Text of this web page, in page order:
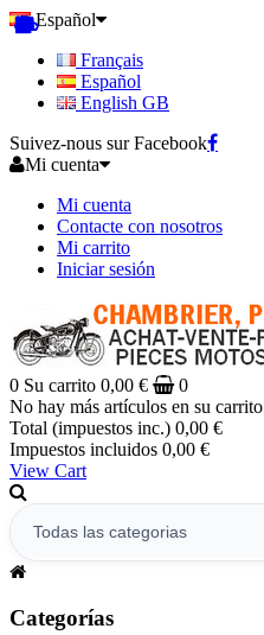
Español
Français
Español
English GB
Suivez-nous sur Facebook
Mi cuenta
Mi cuenta
Contacte con nosotros
Mi carrito
Iniciar sesión
0 Su carrito 0,00 €
0
No hay más artículos en su carrito
Total (impuestos inc.) 0,00 €
Impuestos incluidos 0,00 €
View Cart
Categorías